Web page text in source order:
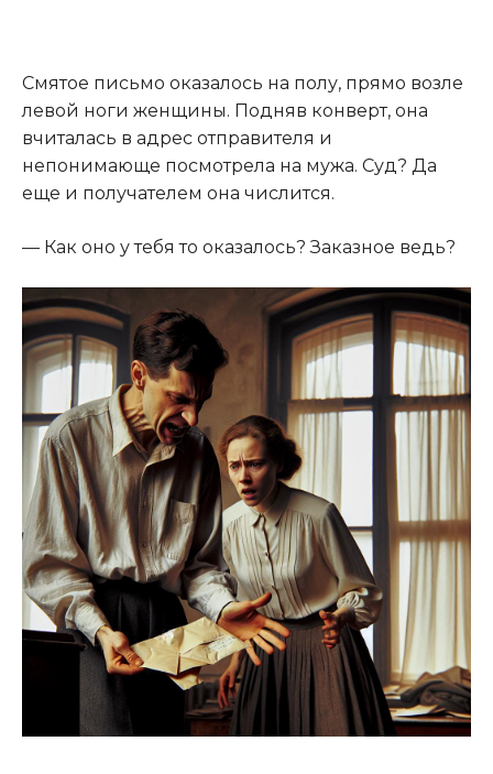
Смятое письмо оказалось на полу, прямо возле
левой ноги женщины. Подняв конверт, она
вчиталась в адрес отправителя и
непонимающе посмотрела на мужа. Суд? Да
еще и получателем она числится.
— Как оно у тебя то оказалось? Заказное ведь?